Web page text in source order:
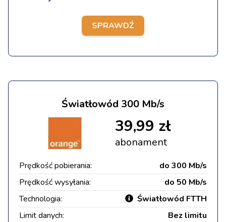
SPRAWDŹ
Światłowód 300 Mb/s
39,99 zł
abonament
Prędkość pobierania:
do 300 Mb/s
Prędkość wysyłania:
do 50 Mb/s
Technologia:
Światłowód FTTH
Limit danych:
Bez limitu